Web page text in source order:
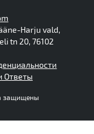
Harju vald,
tn 20, 76102
Ответы
защищены